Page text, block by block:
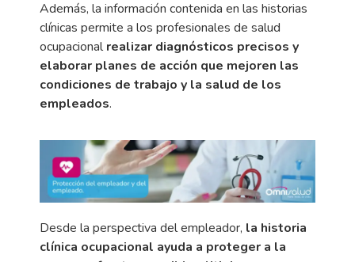
Además, la información contenida en las historias
clínicas permite a los profesionales de salud
ocupacionalrealizar diagnósticos precisos y
elaborar planes de acción que mejoren las
condiciones de trabajo y la salud de los
empleados.
Desde la perspectiva del empleador, la historia
clínica ocupacional ayuda a proteger a la